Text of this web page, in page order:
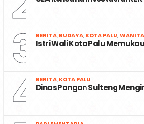
3 BERITA, BUDAYA, KOTA PALU,WANITA
Istri Wali Kota Palu
4 BERITA, KOTA PALU
Dinas Pangan Sulteng